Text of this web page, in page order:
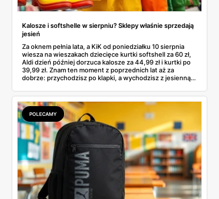
Kalosze i softshelle w sierpniu? Sklepy właśnie sprzedają
jesień
Za oknem pełnia lata, a KiK od poniedziałku 10 sierpnia
wiesza na wieszakach dziecięce kurtki softshell za 60 zł,
Aldi dzień później dorzuca kalosze za 44,99 zł i kurtki po
39,99 zł. Znam ten moment z poprzednich lat aż za
dobrze: przychodzisz po klapki, a wychodzisz z jesienną
pojawi się w gazetkach w przyszłym tygodniu i czy jest
sens kupować jesień, zanim skończą się wakacje.
POLECAMY